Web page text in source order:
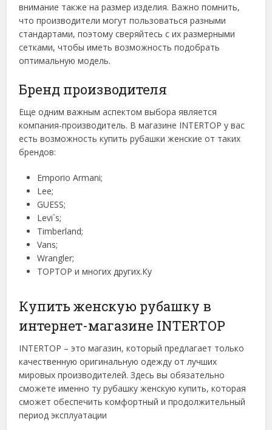
внимание также на размер изделия. Важно помнить,
что производители могут пользоваться разными
стандартами, поэтому сверяйтесь с их размерными
сетками, чтобы иметь возможность подобрать
оптимальную модель.
Бренд производителя
Еще одним важным аспектом выбора является
компания-производитель. В магазине INTERTOP у вас
есть возможность купить рубашки женские от таких
брендов:
Emporio Armani;
Lee;
GUESS;
Levi`s;
Timberland;
Vans;
Wrangler;
TOPTOP и многих других.Ку
Купить женскую рубашку в
интернет-магазине INTERTOP
INTERTOP – это магазин, который предлагает только
качественную оригинальную одежду от лучших
мировых производителей. Здесь вы обязательно
сможете именно ту рубашку женскую купить, которая
сможет обеспечить комфортный и продолжительный
период эксплуатации